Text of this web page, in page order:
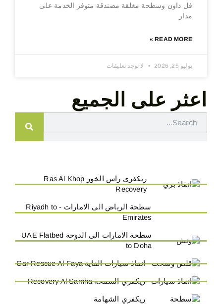
فل داون وسطحة مغلقة مصندقة متوفر الخدمة على
مدار
READ MORE »
يوليو 25, 2026 لا توجد تعليقات
اعثر على الجميع
ريكفري راس الخور Ras Al Khop
Recovery
سطحة الرياض الى الامارات - Riyadh to
Emirates
سطحة الامارات الى الدوحة UAE Flatbed
to Doha
انقاذ سيارات الفاية Car Rescue Al-Faya
ريكفري السمحة Recovery Al Samha
ريكفري الشهامة